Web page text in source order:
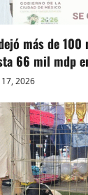
más de 100
66 mil mdp
2026